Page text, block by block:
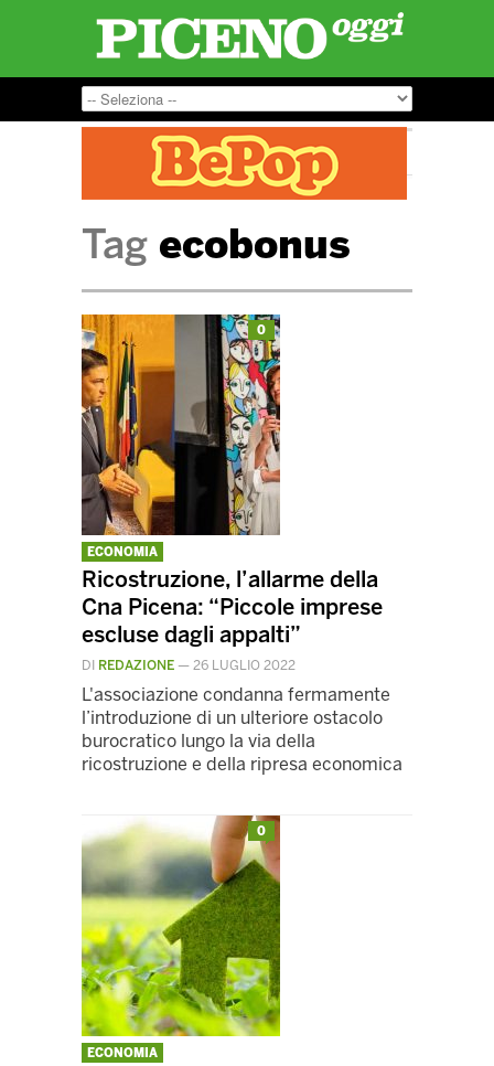
Tag ecobonus
0
ECONOMIA
Ricostruzione, l’allarme della
Cna Picena: “Piccole imprese
escluse dagli appalti”
DI REDAZIONE — 26 LUGLIO 2022
L'associazione condanna fermamente
l’introduzione di un ulteriore ostacolo
burocratico lungo la via della
ricostruzione e della ripresa economica
0
ECONOMIA